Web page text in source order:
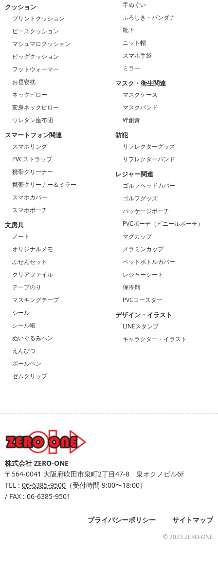
クッション
プリントクッション
ビーズクッション
マシュマロクッション
ビッグクッション
フットウォーマー
お昼寝枕
ネックピロー
変身ネックピロー
ウレタン座布団
スマートフォン関連
スマホリング
PVCストラップ
携帯クリーナー
携帯クリーナー＆ミラー
スマホカバー
スマホポーチ
文房具
ノート
オリジナルメモ
ふせんセット
クリアファイル
テープのり
マスキングテープ
シール
シール帳
ぬいぐるみペン
えんぴつ
ボールペン
ゼムクリップ
手ぬぐい
ふろしき・バンダナ
靴下
ニット帽
スマホ手袋
ミラー
マスク・衛生関連
マスクケース
マスクバンド
絆創膏
防犯
リフレクターグッズ
リフレクターバンド
レジャー関連
ゴルフヘッドカバー
ゴルフグッズ
パッケージポーチ
PVCポーチ（ビニールポーチ）
マグカップ
メラミンカップ
ペットボトルカバー
レジャーシート
保冷剤
PVCコースター
デザイン・イラスト
LINEスタンプ
キャラクター・イラスト
株式会社 ZERO-ONE
〒564-0041 大阪府吹田市泉町2丁目47-8 泉オクノビル6F
TEL : 06-6385-9500 （受付時間 9:00〜18:00）
/ FAX : 06-6385-9501
プライバシーポリシー サイトマップ
© 2023 ZERO-ONE